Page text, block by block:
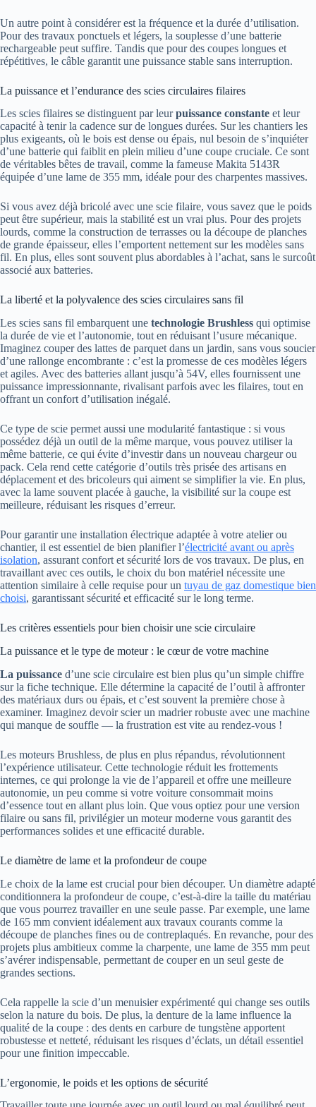
Un autre point à considérer est la fréquence et la durée d’utilisation.
Pour des travaux ponctuels et légers, la souplesse d’une batterie
rechargeable peut suffire. Tandis que pour des coupes longues et
répétitives, le câble garantit une puissance stable sans interruption.
La puissance et l’endurance des scies circulaires filaires
Les scies filaires se distinguent par leurpuissance constante et leur
capacité à tenir la cadence sur de longues durées. Sur les chantiers les
plus exigeants, où le bois est dense ou épais, nul besoin de s’inquiéter
d’une batterie qui faiblit en plein milieu d’une coupe cruciale. Ce sont
de véritables bêtes de travail, comme la fameuse Makita 5143R
équipée d’une lame de 355 mm, idéale pour des charpentes massives.
Si vous avez déjà bricolé avec une scie filaire, vous savez que le poids
peut être supérieur, mais la stabilité est un vrai plus. Pour des projets
lourds, comme la construction de terrasses ou la découpe de planches
de grande épaisseur, elles l’emportent nettement sur les modèles sans
fil. En plus, elles sont souvent plus abordables à l’achat, sans le surcoût
associé aux batteries.
La liberté et la polyvalence des scies circulaires sans fil
Les scies sans fil embarquent une technologie Brushless qui optimise
la durée de vie et l’autonomie, tout en réduisant l’usure mécanique.
Imaginez couper des lattes de parquet dans un jardin, sans vous soucier
d’une rallonge encombrante : c’est la promesse de ces modèles légers
et agiles. Avec des batteries allant jusqu’à 54V, elles fournissent une
puissance impressionnante, rivalisant parfois avec les filaires, tout en
offrant un confort d’utilisation inégalé.
Ce type de scie permet aussi une modularité fantastique : si vous
possédez déjà un outil de la même marque, vous pouvez utiliser la
même batterie, ce qui évite d’investir dans un nouveau chargeur ou
pack. Cela rend cette catégorie d’outils très prisée des artisans en
déplacement et des bricoleurs qui aiment se simplifier la vie. En plus,
avec la lame souvent placée à gauche, la visibilité sur la coupe est
meilleure, réduisant les risques d’erreur.
Pour garantir une installation électrique adaptée à votre atelier ou
chantier, il est essentiel de bien planifier l’électricité avant ou après
isolation, assurant confort et sécurité lors de vos travaux. De plus, en
travaillant avec ces outils, le choix du bon matériel nécessite une
attention similaire à celle requise pour un tuyau de gaz domestique bien
choisi, garantissant sécurité et efficacité sur le long terme.
Les critères essentiels pour bien choisir une scie circulaire
La puissance et le type de moteur : le cœur de votre machine
La puissance d’une scie circulaire est bien plus qu’un simple chiffre
sur la fiche technique. Elle détermine la capacité de l’outil à affronter
des matériaux durs ou épais, et c’est souvent la première chose à
examiner. Imaginez devoir scier un madrier robuste avec une machine
qui manque de souffle — la frustration est vite au rendez-vous !
Les moteurs Brushless, de plus en plus répandus, révolutionnent
l’expérience utilisateur. Cette technologie réduit les frottements
internes, ce qui prolonge la vie de l’appareil et offre une meilleure
autonomie, un peu comme si votre voiture consommait moins
d’essence tout en allant plus loin. Que vous optiez pour une version
filaire ou sans fil, privilégier un moteur moderne vous garantit des
performances solides et une efficacité durable.
Le diamètre de lame et la profondeur de coupe
Le choix de la lame est crucial pour bien découper. Un diamètre adapté
conditionnera la profondeur de coupe, c’est-à-dire la taille du matériau
que vous pourrez travailler en une seule passe. Par exemple, une lame
de 165 mm convient idéalement aux travaux courants comme la
découpe de planches fines ou de contreplaqués. En revanche, pour des
projets plus ambitieux comme la charpente, une lame de 355 mm peut
s’avérer indispensable, permettant de couper en un seul geste de
grandes sections.
Cela rappelle la scie d’un menuisier expérimenté qui change ses outils
selon la nature du bois. De plus, la denture de la lame influence la
qualité de la coupe : des dents en carbure de tungstène apportent
robustesse et netteté, réduisant les risques d’éclats, un détail essentiel
pour une finition impeccable.
L’ergonomie, le poids et les options de sécurité